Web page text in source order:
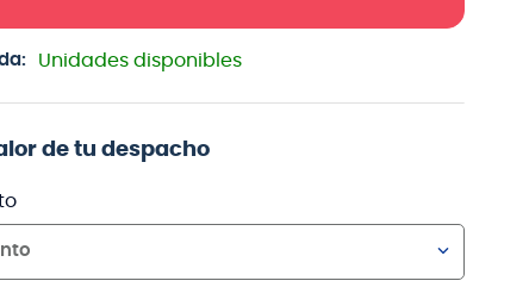
Unidades disponibles
de tu despacho